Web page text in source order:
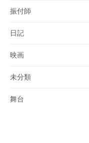
振付師
日記
映画
未分類
舞台